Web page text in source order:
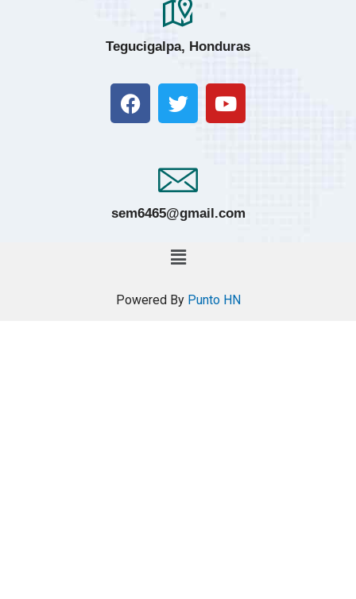
Tegucigalpa, Honduras
sem6465@gmail.com
Powered By Punto HN